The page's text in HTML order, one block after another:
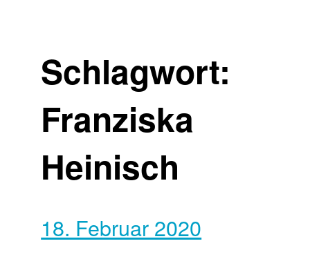
Schlagwort:
Franziska
Heinisch
18. Februar 2020